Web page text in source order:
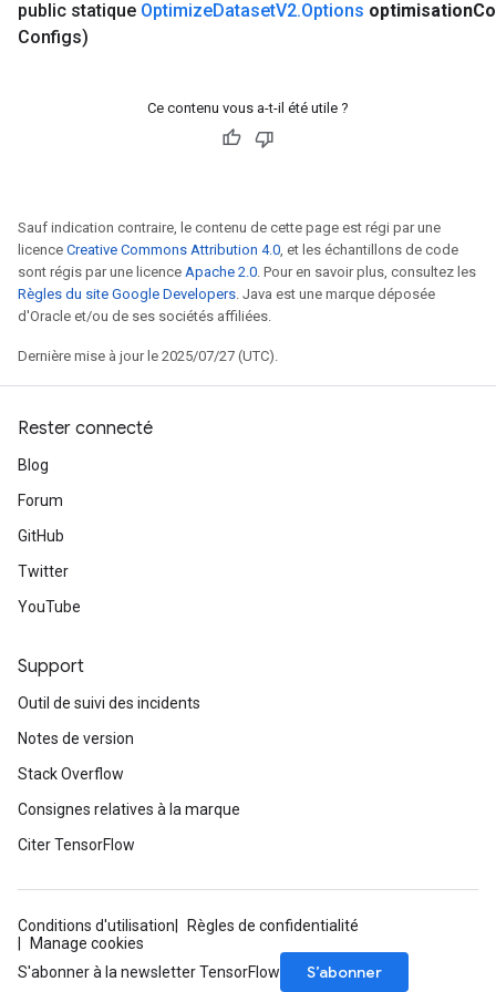
public statique OptimizeDatasetV2.Options optimisation
Configs)
Ce contenu vous a-t-il été utile ?
Sauf indication contraire, le contenu de cette page est régi par une
licence Creative Commons Attribution 4.0, et les échantillons de code
sont régis par une licence Apache 2.0. Pour en savoir plus, consultez les
Règles du site Google Developers. Java est une marque déposée
d'Oracle et/ou de ses sociétés affiliées.
Dernière mise à jour le 2025/07/27 (UTC).
Rester connecté
Blog
Forum
GitHub
Twitter
YouTube
Support
Outil de suivi des incidents
Notes de version
Stack Overflow
Consignes relatives à la marque
Citer TensorFlow
Conditions d'utilisation
Règles de confidentialité
Manage cookies
S'abonner à la newsletter TensorFlow
S’abonner